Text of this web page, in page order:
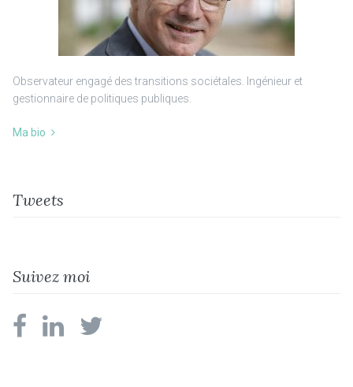
Observateur engagé des transitions sociétales. Ingénieur et
gestionnaire de politiques publiques.
Ma bio
Tweets
Suivez moi
facebooklinkedin